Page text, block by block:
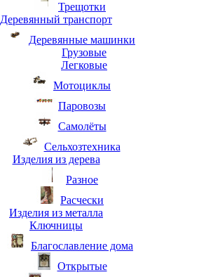
Трещотки
Деревянный транспорт
Деревянные машинки
Грузовые
Легковые
Мотоциклы
Паровозы
Самолёты
Сельхозтехника
Изделия из дерева
Разное
Расчески
Изделия из металла
Ключницы
Благославление дома
Открытые